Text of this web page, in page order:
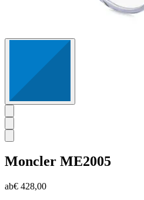
Moncler ME2005
ab€ 428,00